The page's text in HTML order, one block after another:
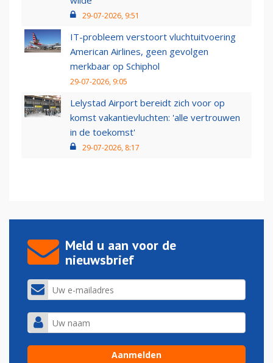
29-07-2026, 9:51
IT-probleem verstoort vluchtuitvoering
American Airlines, geen gevolgen
merkbaar op Schiphol
29-07-2026, 9:05
Lelystad Airport bereidt zich voor op
komst vakantievluchten: 'alle vertrouwen
in de toekomst'
29-07-2026, 8:17
Meld u aan voor de
nieuwsbrief